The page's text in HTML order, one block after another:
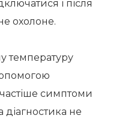
і після
охолоне.
температуру
симптоми
діагностика не